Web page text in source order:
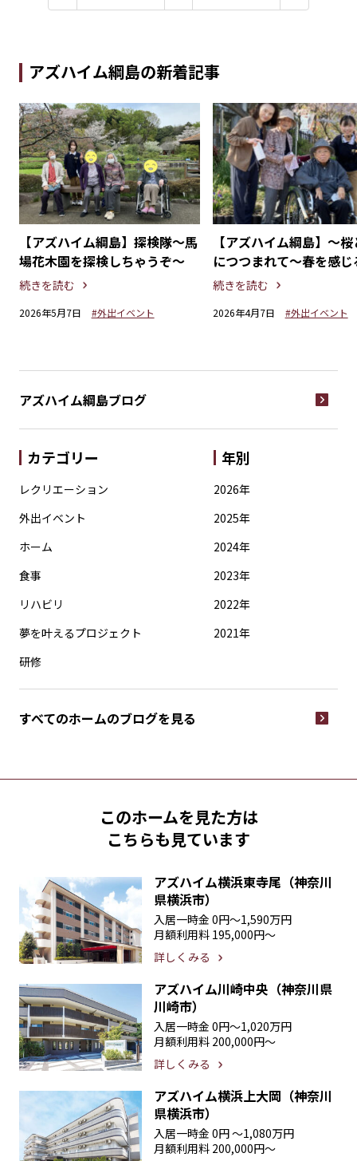
アズハイム綱島の新着記事
【アズハイム綱島】探検隊～馬
場花木園を探検しちゃうぞ～
続きを読む
2026年5月7日 #外出イベント
【アズハイム綱島】〜
につつまれて〜春を感
見ドライブ
続きを読む
2026年4月7日 #外出イベント
アズハイム綱島ブログ
カテゴリー
レクリエーション
外出イベント
ホーム
食事
リハビリ
夢を叶えるプロジェクト
研修
年別
2026年
2025年
2024年
2023年
2022年
2021年
すべてのホームのブログを見る
このホームを見た方は
こちらも見ています
アズハイム横浜東寺尾（神奈川
県横浜市）
入居一時金 0円〜1,590万円
月額利用料 195,000円〜
詳しくみる
アズハイム川崎中央（神奈川県
川崎市）
入居一時金 0円〜1,020万円
月額利用料 200,000円〜
詳しくみる
アズハイム横浜上大岡（神奈川
県横浜市）
入居一時金 0円 〜1,080万円
月額利用料 200,000円〜